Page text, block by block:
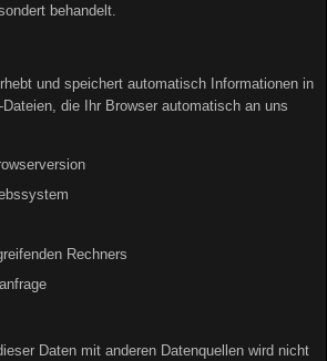
behandelt.
und speichert automatisch Informationen in
die Ihr Browser automatisch an uns
Rechners
Daten mit anderen Datenquellen wird nicht